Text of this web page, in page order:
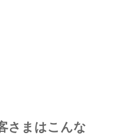
さまはこんな